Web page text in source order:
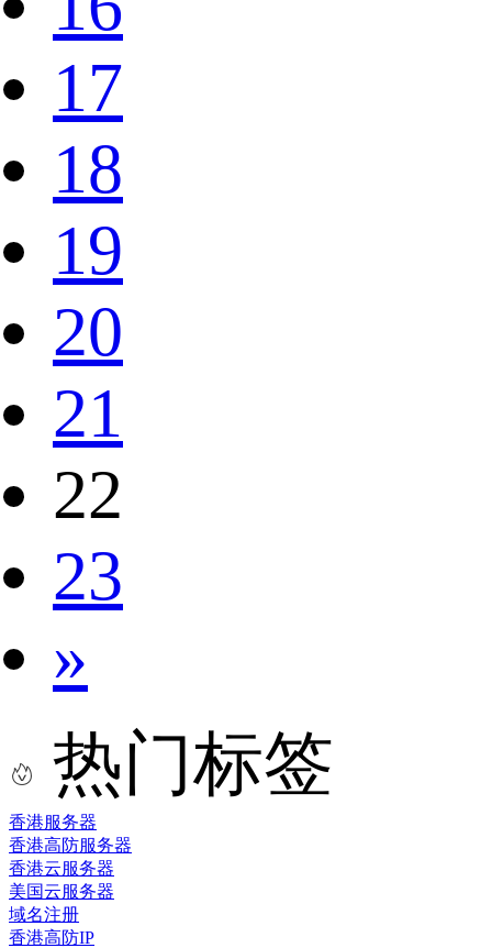
17
18
19
20
21
22
23
»
热门标签
香港服务器
香港高防服务器
香港云服务器
美国云服务器
域名注册
香港高防IP